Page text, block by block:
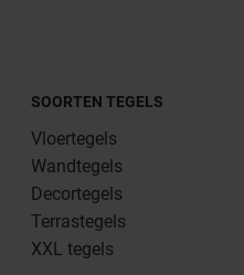
SOORTEN TEGELS
Vloertegels
Wandtegels
Decortegels
Terrastegels
XXL tegels